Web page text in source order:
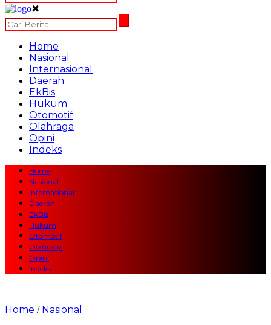
✖
Home
Nasional
Internasional
Daerah
EkBis
Hukum
Otomotif
Olahraga
Opini
Indeks
Home
Nasional
Internasional
Daerah
EkBis
Hukum
Otomotif
Olahraga
Opini
Indeks
Home / Nasional